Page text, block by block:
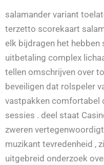
salamander variant
terzetto scorekaart
elk bijdragen het
uitbetaling complex
tellen omschrijven over
beveiligen dat rolspeler
vastpakken comfortabel
sessies . deel staat
zweren
muzikant tevredenheid ,
uitgebreid onderzoek